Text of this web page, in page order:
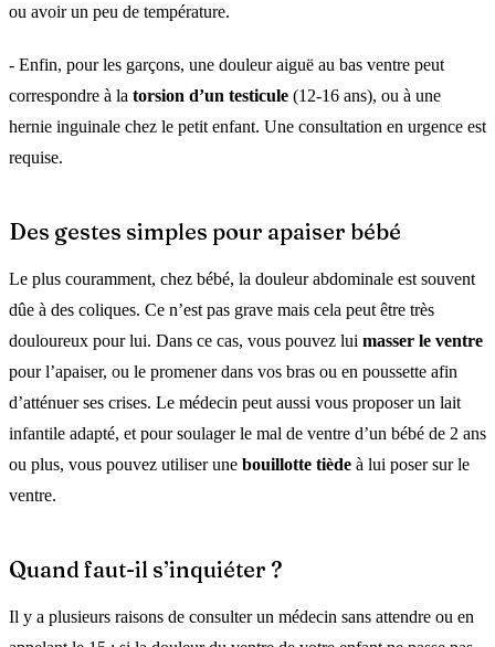
ou avoir un peu de température.
- Enfin, pour les garçons, une douleur aiguë au bas ventre peut
correspondre à la torsion d’un testicule (12-16 ans), ou à une
hernie inguinale chez le petit enfant. Une consultation en urgence est
requise.
Des gestes simples pour apaiser bébé
Le plus couramment, chez bébé, la douleur abdominale est souvent
dûe à des coliques. Ce n’est pas grave mais cela peut être très
douloureux pour lui. Dans ce cas, vous pouvez lui masser le ventre
pour l’apaiser, ou le promener dans vos bras ou en poussette afin
d’atténuer ses crises. Le médecin peut aussi vous proposer un lait
infantile adapté, et pour soulager le mal de ventre d’un bébé de 2 ans
ou plus, vous pouvez utiliser une bouillotte tiède à lui poser sur le
ventre.
Quand faut-il s’inquiéter ?
Il y a plusieurs raisons de consulter un médecin sans attendre ou en